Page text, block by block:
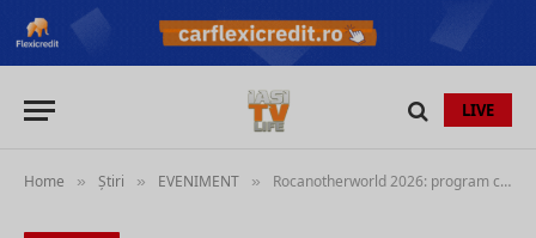
LIVE
Home » Știri » EVENIMENT » Rocanotherworld 2026: program complet muzică, scene și artiști noi